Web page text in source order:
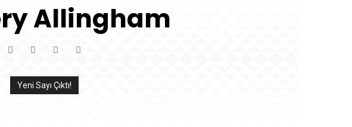
Allingham
Yeni Sayı Çıktı!